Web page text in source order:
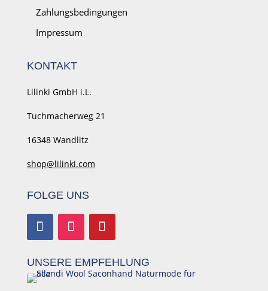
Zahlungsbedingungen
Impressum
KONTAKT
Lilinki GmbH i.L.
Tuchmacherweg 21
16348 Wandlitz
shop@lilinki.com
FOLGE UNS
UNSERE EMPFEHLUNG